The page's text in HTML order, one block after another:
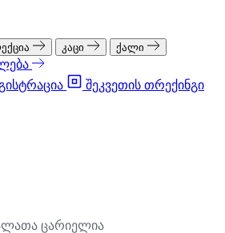
კაცი
ქალი
შეკვეთის თრექინგი
ცარიელია